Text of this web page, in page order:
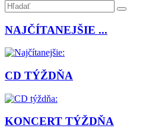
NAJČÍTANEJŠIE ...
CD TÝŽDŇA
KONCERT TÝŽDŇA